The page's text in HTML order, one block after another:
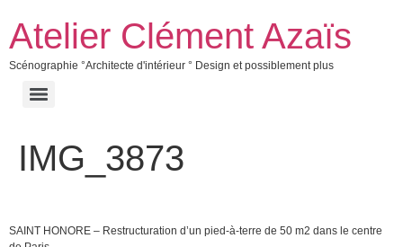
Atelier Clément Azaïs
Scénographie °Architecte d'intérieur ° Design et possiblement plus
IMG_3873
SAINT HONORE – Restructuration d’un pied-à-terre de 50 m2 dans le centre